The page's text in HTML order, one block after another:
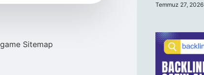
Sitemap
Temmuz 27, 2026